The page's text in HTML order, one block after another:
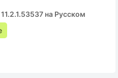
на Русском